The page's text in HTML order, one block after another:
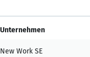
Unternehmen
New Work SE